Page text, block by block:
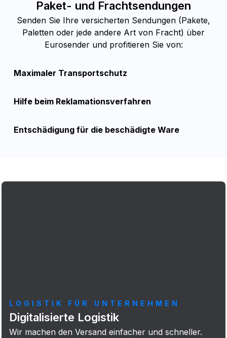
Paket- und Frachtsendungen
Senden Sie Ihre versicherten Sendungen (Pakete,
Paletten oder jede andere Art von Fracht) über
Eurosender und profitieren Sie von:
Maximaler Transportschutz
Hilfe beim Reklamationsverfahren
Entschädigung für die beschädigte Ware
LOGISTIK FÜR UNTERNEHMEN
Digitalisierte Logistik
Wir machen den Versand einfacher und schneller.